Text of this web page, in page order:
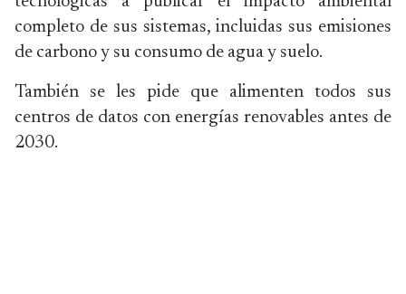
completo de sus sistemas, incluidas sus emisiones
de carbono y su consumo de agua y suelo.
También se les pide que alimenten todos sus
centros de datos con energías renovables antes de
2030.